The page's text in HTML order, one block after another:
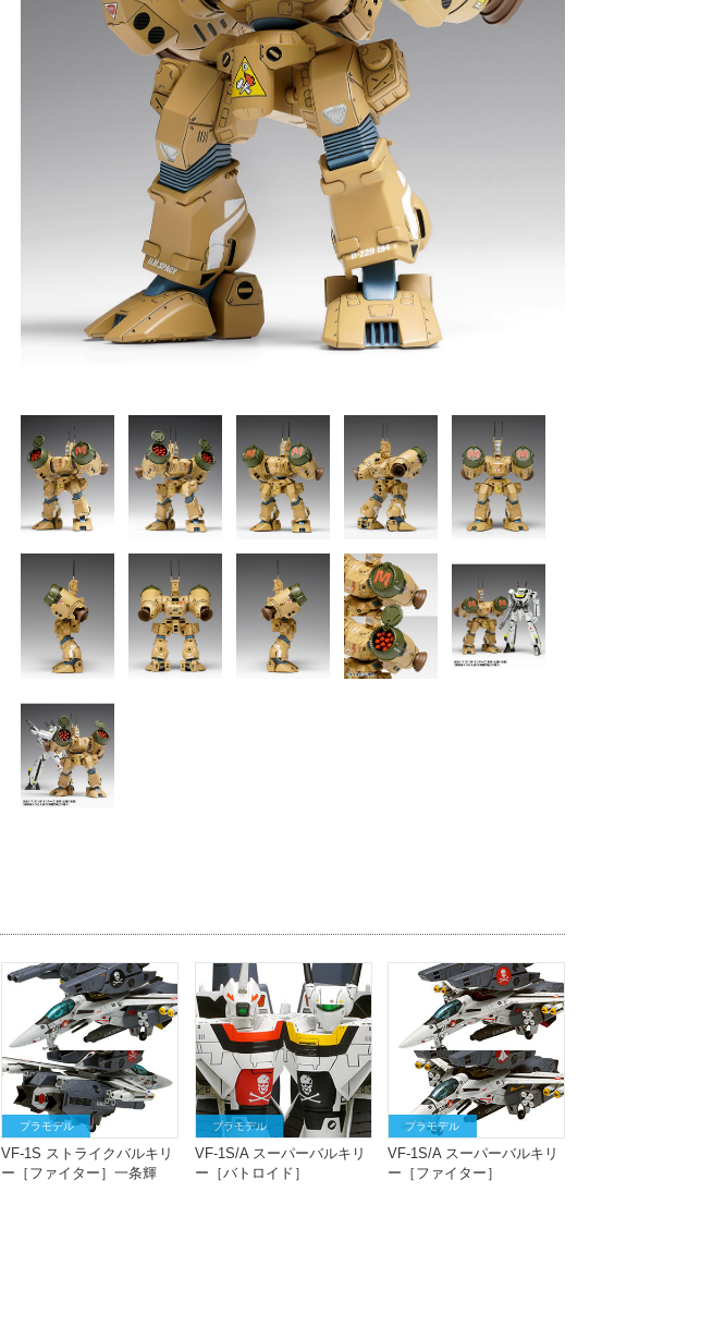
プラモデル
VF-1S ストライクバルキリ
ー［ファイター］一条輝
プラモデル
VF-1S/A スーパーバルキリ
ー［バトロイド］
プラモデル
VF-1S/A スーパーバルキリ
ー［ファイター］